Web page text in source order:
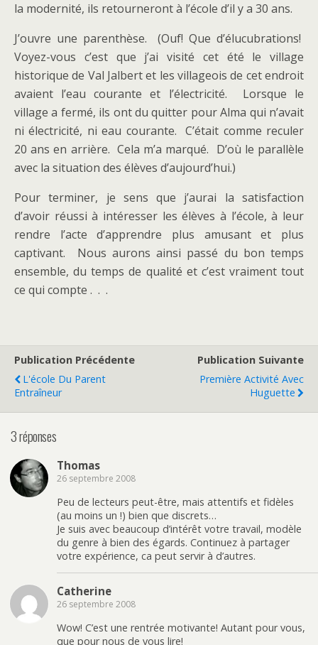
la modernité, ils retourneront à l’école d’il y a 30 ans.
J’ouvre une parenthèse. (Ouf! Que d’élucubrations!
Voyez-vous c’est que j’ai visité cet été le village
historique de Val Jalbert et les villageois de cet endroit
avaient l’eau courante et l’électricité. Lorsque le
village a fermé, ils ont du quitter pour Alma qui n’avait
ni électricité, ni eau courante. C’était comme reculer
20 ans en arrière. Cela m’a marqué. D’où le parallèle
avec la situation des élèves d’aujourd’hui.)
Pour terminer, je sens que j’aurai la satisfaction
d’avoir réussi à intéresser les élèves à l’école, à leur
rendre l’acte d’apprendre plus amusant et plus
captivant. Nous aurons ainsi passé du bon temps
ensemble, du temps de qualité et c’est vraiment tout
ce qui compte . . .
Publication Précédente
L'école Du Parent
Entraîneur
Publication Suivante
Première Activité Avec
Huguette
3 réponses
Thomas
26 septembre 2008
Peu de lecteurs peut-être, mais attentifs et fidèles
(au moins un !) bien que discrets…
Je suis avec beaucoup d’intérêt votre travail, modèle
du genre à bien des égards. Continuez à partager
votre expérience, ca peut servir à d’autres.
Catherine
26 septembre 2008
Wow! C’est une rentrée motivante! Autant pour vous,
que pour nous de vous lire!